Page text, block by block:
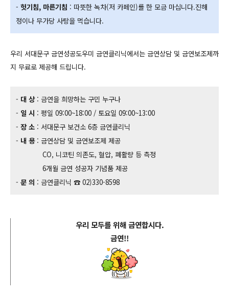
- 헛기침, 마른기침 : 따뜻한 녹차(저 카페인)를 한 모금 마십니다.진해
정이나 무가당 사탕을 먹습니다.
우리 서대문구 금연성공도우미 금연클리닉에서는 금연상담 및 금연보조제까
지 무료로 제공해 드립니다.
- 대 상: 금연을 희망하는 구민 누구나
- 일 시 : 평일 09:00~18:00 / 토요일 09:00~13:00
- 장 소 : 서대문구 보건소 6층 금연클리닉
- 내 용: 금연상담 및 금연보조제 제공
CO, 니코틴 의존도, 혈압, 폐활량 등 측정
6개월 금연 성공자 기념품 제공
- 문 의 : 금연클리닉 ☎ 02)330-8598
우리 모두를 위해 금연합시다.
금연!!